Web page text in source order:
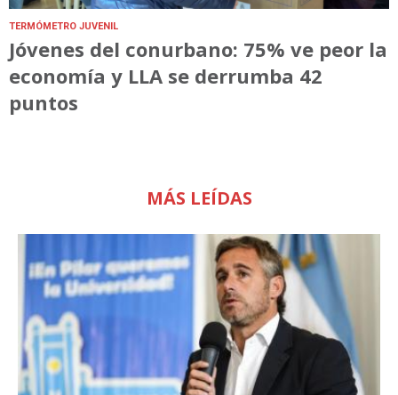
TERMÓMETRO JUVENIL
Jóvenes del conurbano: 75% ve peor la
economía y LLA se derrumba 42
puntos
MÁS LEÍDAS